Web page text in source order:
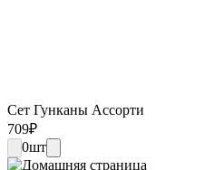
Сет Гунканы Ассорти
709₽
0шт